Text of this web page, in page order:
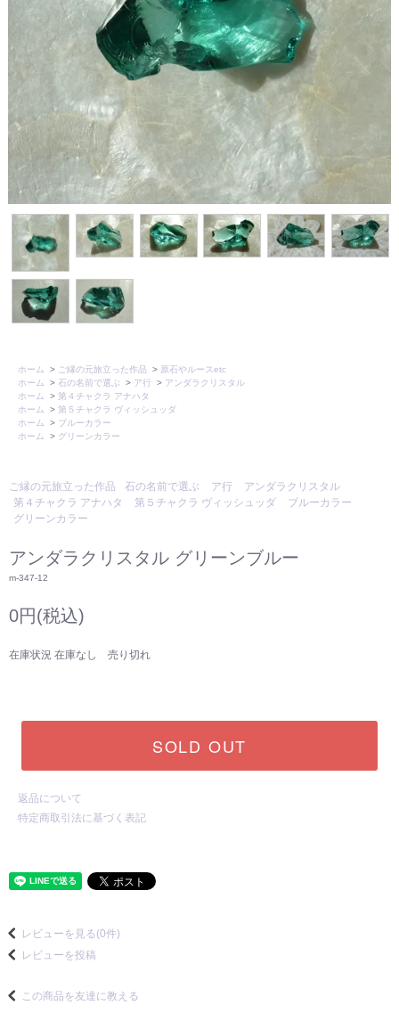
ホーム > ご縁の元旅立った作品 > 原石やルースetc
ホーム
> 石の名前で選ぶ > ア行 > アンダラクリスタル
ホーム
> 第４チャクラ アナハタ
ホーム
> 第５チャクラ ヴィッシュッダ
ホーム
> ブルーカラー
ホーム
> グリーンカラー
ご縁の元旅立った作品 石の名前で選ぶ ア行
アンダラクリスタル
第４チャクラ アナハタ
第５チャクラ ヴィッシュッダ
ブルーカラー
グリーンカラー
アンダラクリスタル グリーンブルー
m-347-12
0円(税込)
在庫状況 在庫なし 売り切れ
SOLD OUT
返品について
特定商取引法に基づく表記
レビューを見る(0件)
レビューを投稿
この商品を友達に教える